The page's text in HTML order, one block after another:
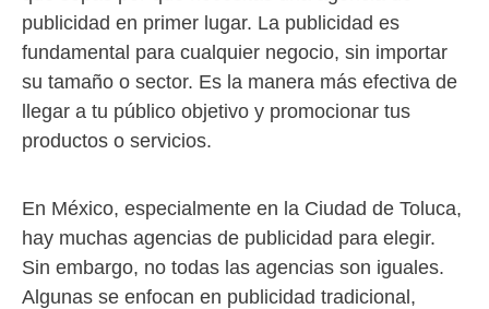
publicidad en primer lugar. La publicidad es
fundamental para cualquier negocio, sin importar
su tamaño o sector. Es la manera más efectiva de
llegar a tu público objetivo y promocionar tus
productos o servicios.
En México, especialmente en la Ciudad de Toluca,
hay muchas agencias de publicidad para elegir.
Sin embargo, no todas las agencias son iguales.
Algunas se enfocan en publicidad tradicional,